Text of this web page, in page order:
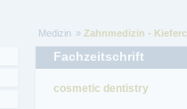
Sie sind hier
Medizin Zahnmedizin -
Fachzeitschrift
cosmetic dentistry